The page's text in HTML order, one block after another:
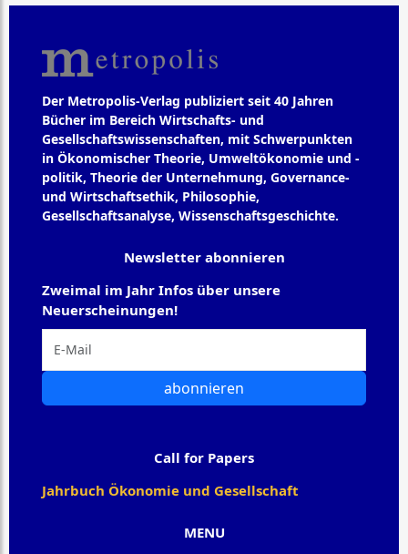
Der Metropolis-Verlag publiziert seit 40 Jahren
Bücher im Bereich Wirtschafts- und
Gesellschaftswissenschaften, mit Schwerpunkten
in Ökonomischer Theorie, Umweltökonomie und -
politik, Theorie der Unternehmung, Governance-
und Wirtschaftsethik, Philosophie,
Gesellschaftsanalyse, Wissenschaftsgeschichte.
MENU
Newsletter abonnieren
Zweimal im Jahr Infos über unsere
Neuerscheinungen!
abonnieren
Call for Papers
Jahrbuch Ökonomie und Gesellschaft